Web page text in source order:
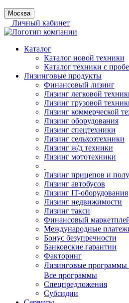
Москва
Личный кабинет
Каталог
Каталог новой техники
Каталог техники с
Лизинговые продукты
Финансовый лизинг
Лизинг легковой
Лизинг грузовой
Лизинг коммерческой
Лизинг оборудования
Лизинг спецтехники
Лизинг сельхозтехники
Лизинг ж/д техники
Лизинг мототехники
Лизинг прицепов и
Лизинг автобусов
Лизинг IT-оборудования
Лизинг недвижимости
Лизинг такси
Финансовый
Международные
Бонус безупречности
Банковские гарантии
Факторинг
Лизинговые программы
Все программы
Спецпредложения
Субсидии